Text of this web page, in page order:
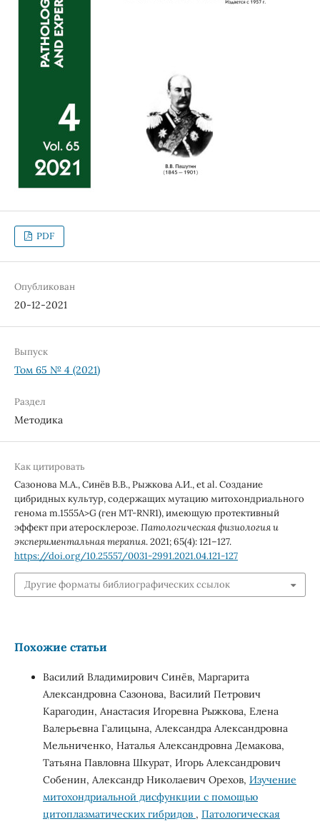
PDF
Опубликован
20-12-2021
Выпуск
Том 65 № 4 (2021)
Раздел
Методика
Как цитировать
Сазонова М.А., Синёв В.В., Рыжкова А.И., et al. Создание
цибридных культур, содержащих мутацию митохондриального
генома m.1555A>G (ген MT-RNR1), имеющую протективный
эффект при атеросклерозе.Патологическая физиология и
экспериментальная терапия. 2021; 65(4): 121–127.
https://doi.org/10.25557/0031-2991.2021.04.121-127
Другие форматы библиографических ссылок
Похожие статьи
Василий Владимирович Синёв, Маргарита
Александровна Сазонова, Василий Петрович
Карагодин, Анастасия Игоревна Рыжкова, Елена
Валерьевна Галицына, Александра Александровна
Мельниченко, Наталья Александровна Демакова,
Татьяна Павловна Шкурат, Игорь Александрович
Собенин, Александр Николаевич Орехов, Изучение
митохондриальной дисфункции с помощью
цитоплазматических гибридов , Патологическая